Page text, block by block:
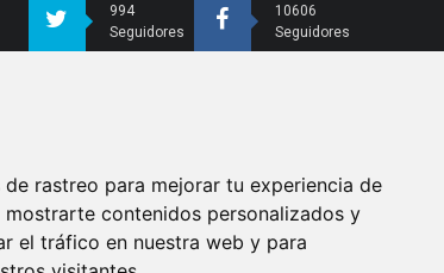
rastreo para mejorar tu experiencia de
contenidos personalizados y
el tráfico en nuestra web y para
994
Seguidores
10606
Seguidores
Síguenos